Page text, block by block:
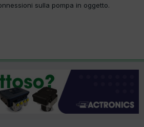
sulla pompa in oggetto.